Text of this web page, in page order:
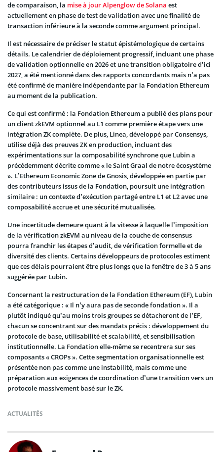
de comparaison, la mise à jour Alpenglow de Solana est
actuellement en phase de test de validation avec une finalité de
transaction inférieure à la seconde comme argument principal.
Il est nécessaire de préciser le statut épistémologique de certains
détails. Le calendrier de déploiement progressif, incluant une phase
de validation optionnelle en 2026 et une transition obligatoire d’ici
2027, a été mentionné dans des rapports concordants mais n’a pas
été confirmé de manière indépendante par la Fondation Ethereum
au moment de la publication.
Ce qui est confirmé : la Fondation Ethereum a publié des plans pour
un client zkEVM optionnel au L1 comme première étape vers une
intégration ZK complète. De plus, Linea, développé par Consensys,
utilise déjà des preuves ZK en production, incluant des
expérimentations sur la composabilité synchrone que Lubin a
précédemment décrite comme « le Saint Graal de notre écosystème
». L’Ethereum Economic Zone de Gnosis, développée en partie par
des contributeurs issus de la Fondation, poursuit une intégration
similaire : un contexte d’exécution partagé entre L1 et L2 avec une
composabilité accrue et une sécurité mutualisée.
Une incertitude demeure quant à la vitesse à laquelle l’imposition
de la vérification zkEVM au niveau de la couche de consensus
pourra franchir les étapes d’audit, de vérification formelle et de
diversité des clients. Certains développeurs de protocoles estiment
que ces délais pourraient être plus longs que la fenêtre de 3 à 5 ans
suggérée par Lubin.
Concernant la restructuration de la Fondation Ethereum (EF), Lubin
a été catégorique : « Il n’y aura pas de seconde fondation ». Il a
plutôt indiqué qu’au moins trois groupes se détacheront de l’EF,
chacun se concentrant sur des mandats précis : développement du
protocole de base, utilisabilité et scalabilité, et sensibilisation
institutionnelle. La Fondation elle-même se recentrera sur ses
composants « CROPs ». Cette segmentation organisationnelle est
présentée non pas comme une instabilité, mais comme une
préparation aux exigences de coordination d’une transition vers un
protocole massivement basé sur le ZK.
ACTUALITÉS